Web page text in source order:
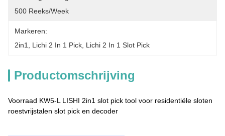
500 Reeks/Week
Markeren:
2in1
Lichi 2 In 1 Pick Lichi 2 In 1 Slot Pick
Productomschrijving
Voorraad KW5-L LISHI 2in1 slot pick tool voor residentiële sloten
roestvrijstalen slot pick en decoder